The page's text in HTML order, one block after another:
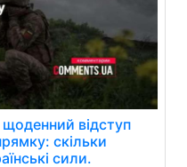
відступ
скільки
сили.